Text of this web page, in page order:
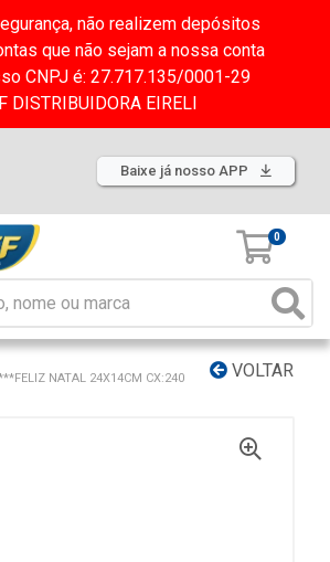
não realizem depósitos
que não sejam a nossa conta
CNPJ é: 27.717.135/0001-29
DISTRIBUIDORA EIRELI
Baixe já nosso APP
0
VOLTAR
NATAL 24X14CM CX:240